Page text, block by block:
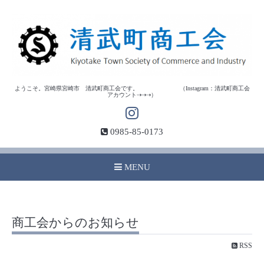
ようこそ。宮崎県宮崎市 清武町商工会です。 （Instagram：清武町商工会
アカウント⇢⇢⇢）
0985-85-0173
MENU
商工会からのお知らせ
RSS